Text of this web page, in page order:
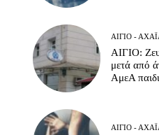
ΑΊΓΙΟ -
ΑΙΓΙΟ:
μετά από
ΑμεΑ
ΑΊΓΙΟ -